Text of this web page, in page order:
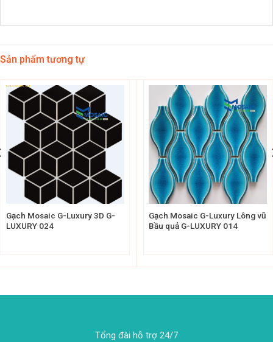
Sản phẩm tương tự
Gạch Mosaic G-Luxury 3D G-
LUXURY 024
Gạch Mosaic G-Luxury Lông vũ
Bầu quả G-LUXURY 014
Tổng đài hỗ trợ 24/7